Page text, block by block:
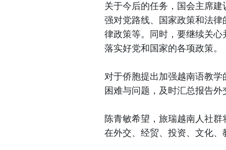
关于今后的任务，国会主席
强对党路线、国家政策和法
律政策等。同时，要继续关
落实好党和国家的各项政策。
对于侨胞提出加强越南语教
困难与问题，及时汇总报告
陈青敏希望，旅瑞越南人社
在外交、经贸、投资、文化